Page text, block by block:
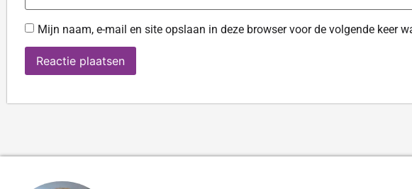
Mijn naam, e-mail en site opslaan in deze browser voor de volgende keer